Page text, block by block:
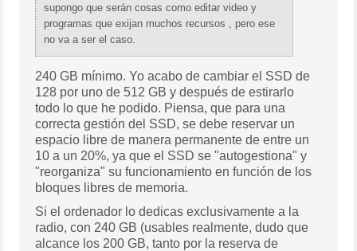
supongo que serán cosas como editar video y
programas que exijan muchos recursos , pero ese
no va a ser el caso.
240 GB mínimo. Yo acabo de cambiar el SSD de
128 por uno de 512 GB y después de estirarlo
todo lo que he podido. Piensa, que para una
correcta gestión del SSD, se debe reservar un
espacio libre de manera permanente de entre un
10 a un 20%, ya que el SSD se "autogestiona" y
"reorganiza" su funcionamiento en función de los
bloques libres de memoria.
Si el ordenador lo dedicas exclusivamente a la
radio, con 240 GB (usables realmente, dudo que
alcance los 200 GB, tanto por la reserva de